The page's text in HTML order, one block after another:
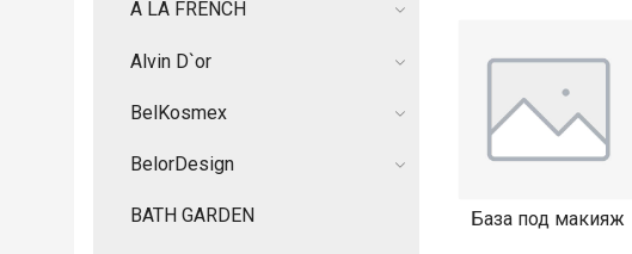
База под макияж
A LA FRENCH
Alvin D`or
BelKosmex
BelorDesign
BATH GARDEN